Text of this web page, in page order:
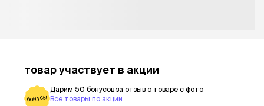
товар участвует в акции
бонусы
Дарим 50 бонусов за отзыв о товаре с фото
Все товары по акции